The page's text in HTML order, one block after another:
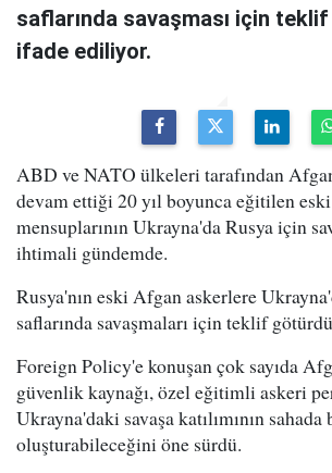
saflarında savaşması için
ifade ediliyor.
ABD ve NATO ülkeleri tarafından
devam ettiği 20 yıl boyunca eğitilen
mensuplarının Ukrayna'da Rusya için
ihtimali gündemde.
Rusya'nın eski Afgan askerlere
saflarında savaşmaları için teklif
Foreign Policy'e konuşan çok sayıda
güvenlik kaynağı, özel eğitimli askeri
Ukrayna'daki savaşa katılımının
oluşturabileceğini öne sürdü.